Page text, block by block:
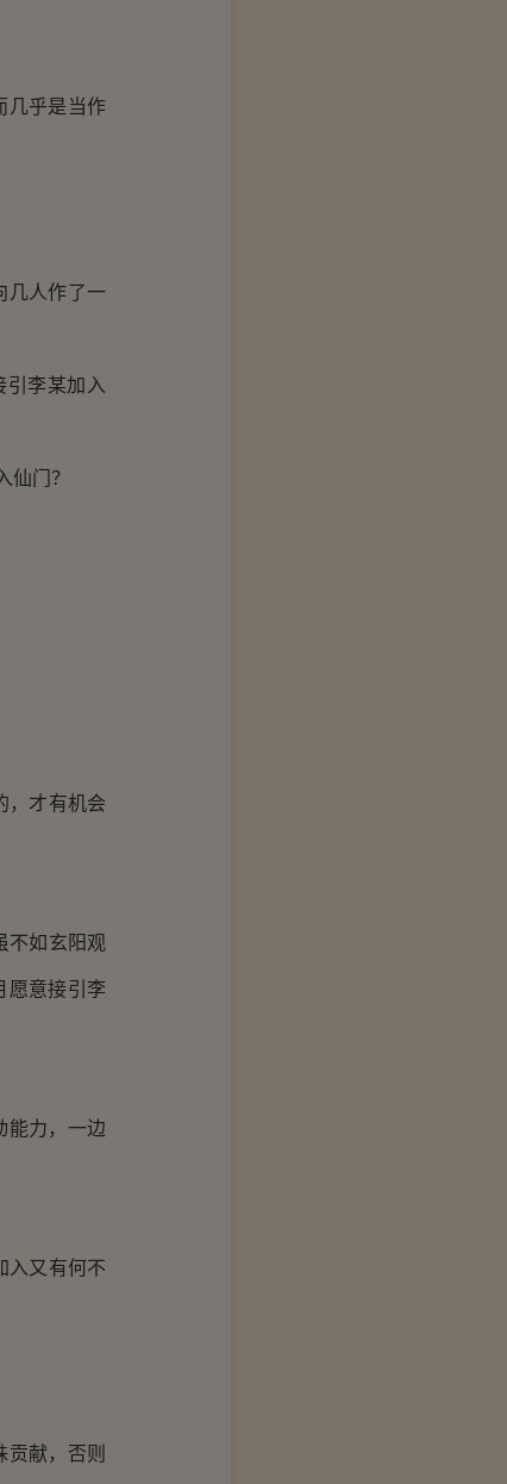
乎是当作
人作了一
李某加入
门？
，才有机会
不如玄阳观
愿意接引李
力，一边
入又有何不
献，否则